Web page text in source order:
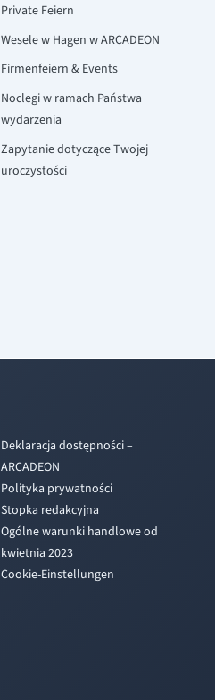
Private Feiern
Wesele w Hagen w ARCADEON
Firmenfeiern & Events
Noclegi w ramach Państwa
wydarzenia
Zapytanie dotyczące Twojej
uroczystości
Deklaracja dostępności –
ARCADEON
Polityka prywatności
Stopka redakcyjna
Ogólne warunki handlowe od
kwietnia 2023
Cookie-Einstellungen